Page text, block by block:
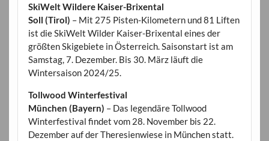
SkiWelt Wildere Kaiser-Brixental
Soll (Tirol) – Mit 275 Pisten-Kilometern und 81 Liften
ist die SkiWelt Wilder Kaiser-Brixental eines der
größten Skigebiete in Österreich. Saisonstart ist am
Samstag, 7. Dezember. Bis 30. März läuft die
Wintersaison 2024/25.
Tollwood Winterfestival
München (Bayern) – Das legendäre Tollwood
Winterfestival findet vom 28. November bis 22.
Dezember auf der Theresienwiese in München statt.